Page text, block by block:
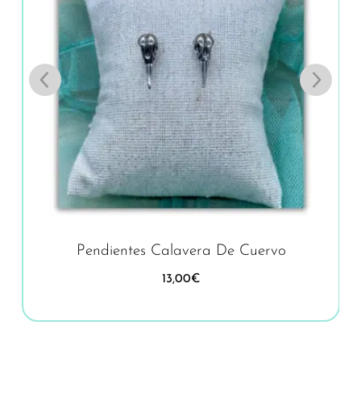
Pendientes Calavera De Cuervo
13,00€